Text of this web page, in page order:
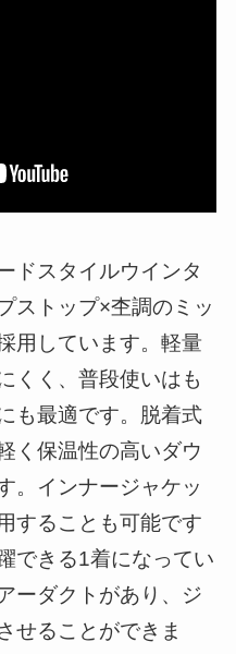
ドスタイルウインタ
ストップ×杢調のミッ
用しています。軽量
くく、普段使いはも
も最適です。脱着式
く保温性の高いダウ
。インナージャケッ
することも可能です
できる1着になってい
ーダクトがあり、ジ
せることができま